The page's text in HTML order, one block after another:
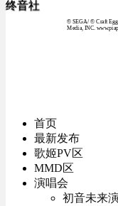
终音社
© SEGA / © Craft
Media, INC.
首页
最新发布
歌姬PV区
MMD区
演唱会
初音未来